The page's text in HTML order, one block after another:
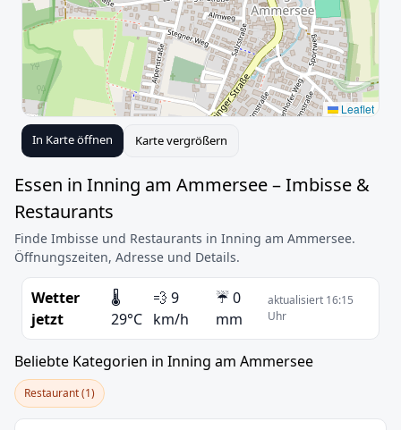
Leaflet
In Karte öffnen Karte vergrößern
Essen in Inning am Ammersee – Imbisse &
Restaurants
Finde Imbisse und Restaurants in Inning am Ammersee.
Öffnungszeiten, Adresse und Details.
Wetter
jetzt
🌡️
29°C
💨 9
km/h
☔ 0
mm
aktualisiert 16:15
Uhr
Beliebte Kategorien in Inning am Ammersee
Restaurant (1)